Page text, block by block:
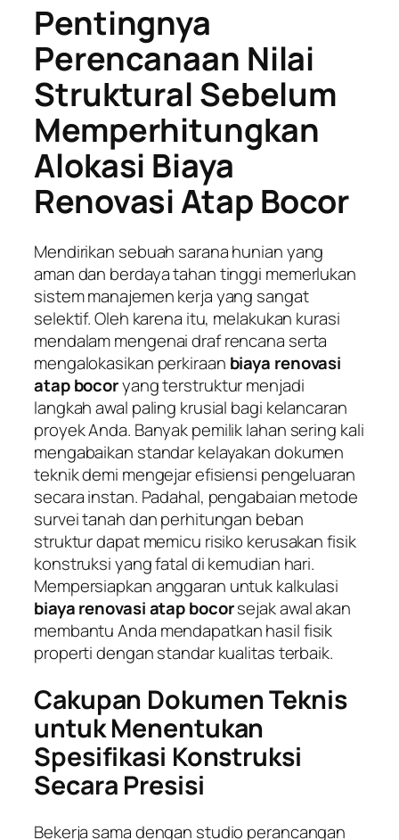
Pentingnya
Perencanaan Nilai
Struktural Sebelum
Memperhitungkan
Alokasi Biaya
Renovasi Atap Bocor
Mendirikan sebuah sarana hunian yang
aman dan berdaya tahan tinggi memerlukan
sistem manajemen kerja yang sangat
selektif. Oleh karena itu, melakukan kurasi
mendalam mengenai draf rencana serta
mengalokasikan perkiraan biaya renovasi
atap bocoryang terstruktur menjadi
langkah awal paling krusial bagi kelancaran
proyek Anda. Banyak pemilik lahan sering kali
mengabaikan standar kelayakan dokumen
teknik demi mengejar efisiensi pengeluaran
secara instan. Padahal, pengabaian metode
survei tanah dan perhitungan beban
struktur dapat memicu risiko kerusakan fisik
konstruksi yang fatal di kemudian hari.
Mempersiapkan anggaran untuk kalkulasi
biaya renovasi atap bocorsejak awal akan
membantu Anda mendapatkan hasil fisik
properti dengan standar kualitas terbaik.
Cakupan Dokumen Teknis
untuk Menentukan
Spesifikasi Konstruksi
Secara Presisi
Bekerja sama dengan studio perancangan